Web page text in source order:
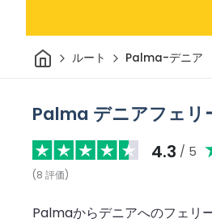
家 ルート Palma-デニア
Palma デニアフェリ
4.3 / 5
(8 評価)
Palmaからデニアへのフェリ